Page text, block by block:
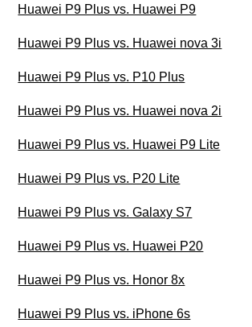
Huawei P9 Plus vs. Huawei P9
Huawei P9 Plus vs. Huawei nova 3i
Huawei P9 Plus vs. P10 Plus
Huawei P9 Plus vs. Huawei nova 2i
Huawei P9 Plus vs. Huawei P9 Lite
Huawei P9 Plus vs. P20 Lite
Huawei P9 Plus vs. Galaxy S7
Huawei P9 Plus vs. Huawei P20
Huawei P9 Plus vs. Honor 8x
Huawei P9 Plus vs. iPhone 6s